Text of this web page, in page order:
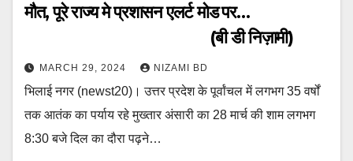
मौत, पूरे राज्य मे प्रशासन एलर्ट मोड पर…
(बी डी निज़ामी)
MARCH 29, 2024 NIZAMI BD
भिलाई नगर (newst20)। उत्तर प्रदेश के पूर्वांचल में लगभग 35 वर्षों
तक आतंक का पर्याय रहे मुख्तार अंसारी का 28 मार्च की शाम लगभग
8:30 बजे दिल का दौरा पढ़ने…